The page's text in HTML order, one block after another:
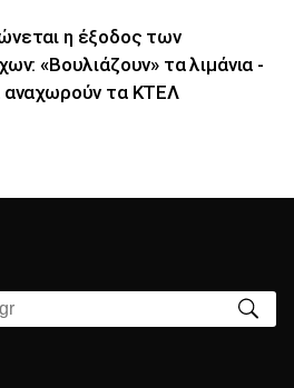
η έξοδος των
«Βουλιάζουν» τα λιμάνια -
αναχωρούν τα ΚΤΕΛ